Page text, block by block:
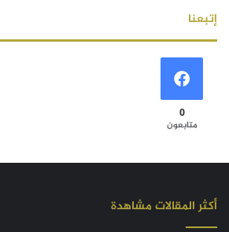
إتبعنا
0
متابعون
أكثر المقالات مشاهدة